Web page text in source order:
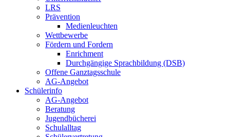
LRS
Prävention
Medienleuchten
Wettbewerbe
Fördern und Fordern
Enrichment
Durchgängige Sprachbildung (DSB)
Offene Ganztagsschule
AG-Angebot
Schülerinfo
AG-Angebot
Beratung
Jugendbücherei
Schulalltag